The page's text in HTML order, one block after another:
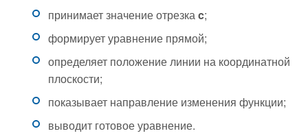
принимает значение отрезкаc;
формирует уравнение прямой;
определяет положение линии на координатной
плоскости;
показывает направление изменения функции;
выводит готовое уравнение.